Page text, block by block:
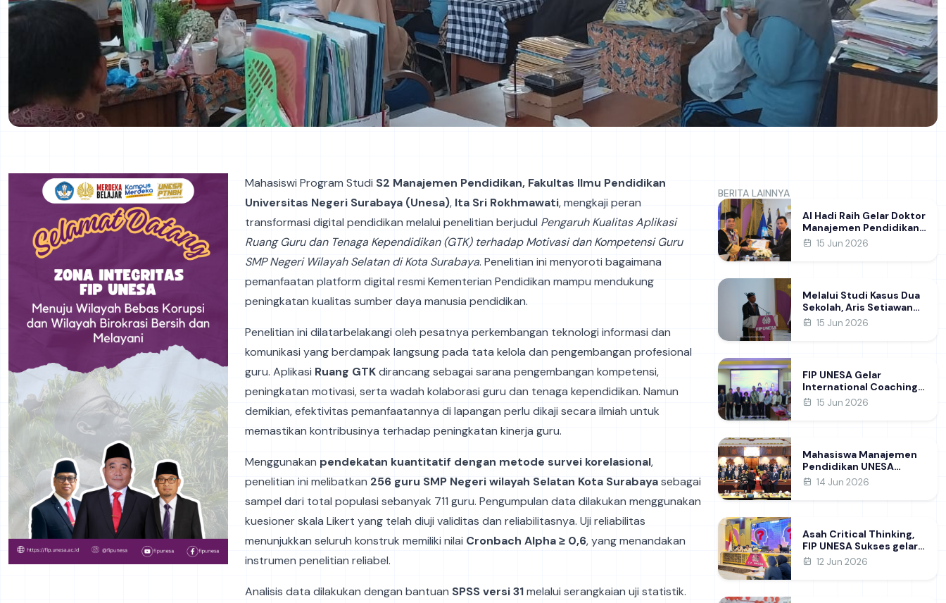
Mahasiswi Program Studi S2 Manajemen Pendidikan, Fakultas Ilmu Pendidikan
Universitas Negeri Surabaya (Unesa), Ita Sri Rokhmawati, mengkaji peran
transformasi digital pendidikan melalui penelitian berjudul Pengaruh Kualitas Aplikasi
Ruang Guru dan Tenaga Kependidikan (GTK) terhadap Motivasi dan Kompetensi Guru
SMP Negeri Wilayah Selatan di Kota Surabaya. Penelitian ini menyoroti bagaimana
pemanfaatan platform digital resmi Kementerian Pendidikan mampu mendukung
peningkatan kualitas sumber daya manusia pendidikan.
Penelitian ini dilatarbelakangi oleh pesatnya perkembangan teknologi informasi dan
komunikasi yang berdampak langsung pada tata kelola dan pengembangan profesional
guru. Aplikasi Ruang GTKdirancang sebagai sarana pengembangan kompetensi,
peningkatan motivasi, serta wadah kolaborasi guru dan tenaga kependidikan. Namun
demikian, efektivitas pemanfaatannya di lapangan perlu dikaji secara ilmiah untuk
memastikan kontribusinya terhadap peningkatan kinerja guru.
Menggunakan pendekatan kuantitatif dengan metode survei korelasional,
penelitian ini melibatkan 256 guru SMP Negeri wilayah Selatan Kota Surabayasebagai
sampel dari total populasi sebanyak 711 guru. Pengumpulan data dilakukan menggunakan
kuesioner skala Likert yang telah diuji validitas dan reliabilitasnya. Uji reliabilitas
menunjukkan seluruh konstruk memiliki nilai Cronbach Alpha ≥ 0,6, yang menandakan
instrumen penelitian reliabel.
Analisis data dilakukan dengan bantuan SPSS versi 31melalui serangkaian uji statistik.
BERITA LAINNYA
Al Hadi Raih Gelar Doktor
Manajemen Pendidikan
FIP UNESA melalui Riset
Guru
15 Jun 2026
Melalui Studi Kasus Dua
Sekolah, Aris Setiawan
Raih Gelar Doktor di FIP
Manajemen
15 Jun 2026
FIP UNESA Gelar
International Coaching
Clinic Bersama Pakar
Thailand, Kupas Strategi
SDG 4
15 Jun 2026
Mahasiswa Manajemen
Pendidikan UNESA
Kunjungi DPRD Jatim,
Kebijakan Pendidikan
14 Jun 2026
Asah Critical Thinking,
FIP UNESA Sukses gelar
NUDC dan KDMI 2026
12 Jun 2026